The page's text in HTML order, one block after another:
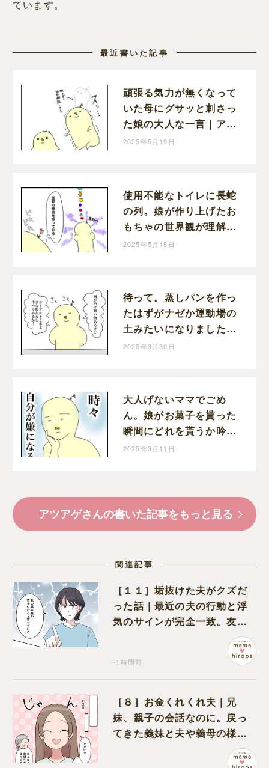
ています。
最近書いた記事
頑張る気力が無くなって
いた母にグサッと刺さっ
た娘の大人な一言｜アツ
アゲの育児絵日記
2025年5月19日
使用不能なトイレに長蛇
の列。娘が作り上げたお
もちゃの世界観が理解不
能だった｜アツアゲの育
2025年5月18日
待って。蒸しパンを作っ
たはずがナゼか運動場の
土みたいになりました。
｜アツアゲの育児絵日記
2025年3月30日
大人げないママでごめ
ん。娘がお菓子を貰った
瞬間にどれを貰うか吟味
してしまう自分が嫌｜ア
2025年3月11日
アツアゲさんの書いた記事をもっと見る
関連記事
［１１］垢抜けた夫がクズだ
った話｜最近の夫の行動と浮
気のサインが完全一致。友人
-1時間前
［８］お金くれくれ夫｜兄
妹、親子の会話なのに。戻っ
てきた義妹と夫や義母の様子